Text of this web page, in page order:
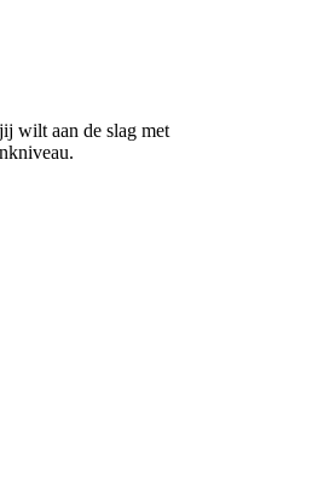
wilt aan de slag met